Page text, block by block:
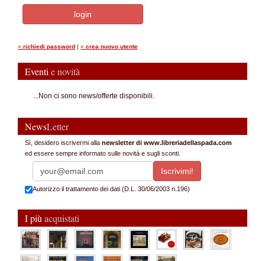
» richiedi password | » crea nuovo utente
Eventi e novità
...Non ci sono news/offerte disponibili.
NewsLetter
Sì, desidero iscrivermi alla newsletter di www.libreriadellaspada.com
ed essere sempre informato sulle novità e sugli sconti.
Autorizzo il trattamento dei dati (D.L. 30/06/2003 n.196)
I più acquistati